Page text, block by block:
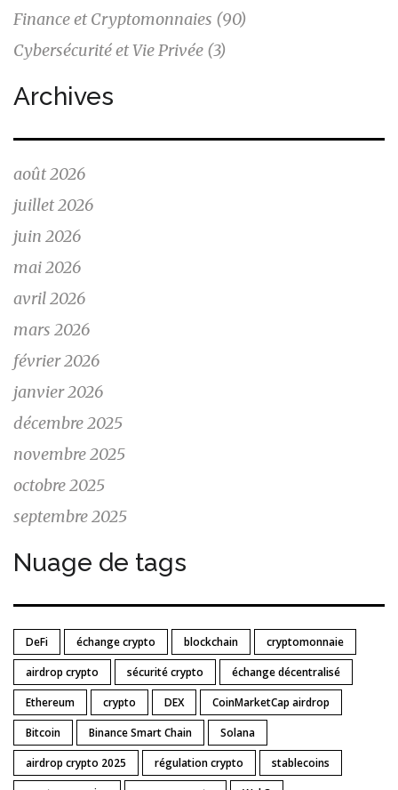
Finance et Cryptomonnaies (90)
Cybersécurité et Vie Privée (3)
Archives
août 2026
juillet 2026
juin 2026
mai 2026
avril 2026
mars 2026
février 2026
janvier 2026
décembre 2025
novembre 2025
octobre 2025
septembre 2025
Nuage de tags
DeFi échange crypto blockchain
cryptomonnaie
airdrop crypto
sécurité crypto
échange décentralisé
Ethereum
crypto DEX
CoinMarketCap airdrop
Bitcoin
Binance Smart Chain
Solana
airdrop crypto 2025
régulation crypto
stablecoins